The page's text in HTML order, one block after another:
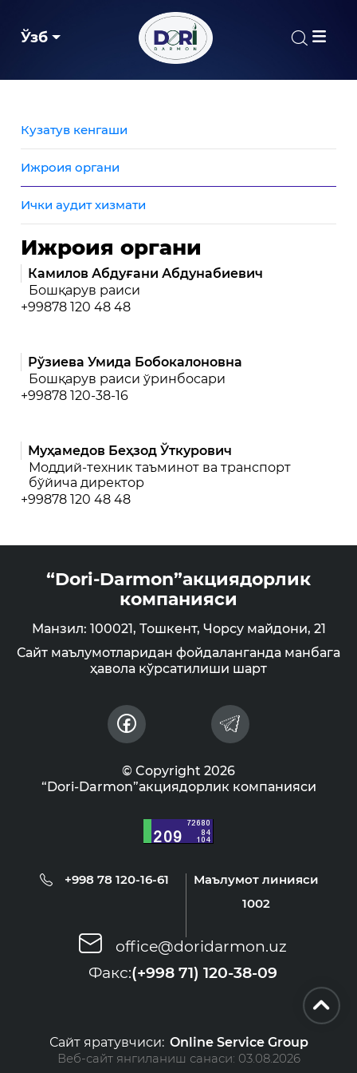
Ўзб
Кузатув кенгаши
Ижроия органи
Ички аудит хизмати
Ижроия органи
Камилов Абдуғани Абдунабиевич
Бошқарув раиси
+99878 120 48 48
Рўзиева Умида Бобокалоновна
Бошқарув раиси ўринбосари
+99878 120-38-16
Муҳамедов Беҳзод Ўткурович
Моддий-техник таъминот ва транспорт
бўйича директор
+99878 120 48 48
“Dori-Darmon”акциядорлик
компанияси
Манзил: 100021, Тошкент, Чорсу майдони, 21
Сайт маълумотларидан фойдаланганда манбага
ҳавола кўрсатилиши шарт
© Copyright 2026
“Dori-Darmon”акциядорлик компанияси
+998 78 120-16-61
Маълумот линияси
1002
office@doridarmon.uz
Факс:(+998 71) 120-38-09
Веб-сайт янгиланиш санаси: 03.08.2026
Сайт яратувчиси: Online Service Group